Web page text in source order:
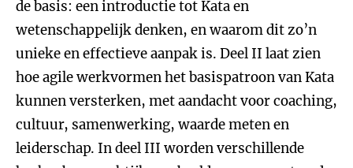
de basis: een introductie tot Kata en
wetenschappelijk denken, en waarom dit zo’n
unieke en effectieve aanpak is. Deel II laat zien
hoe agile werkvormen het basispatroon van Kata
kunnen versterken, met aandacht voor coaching,
cultuur, samenwerking, waarde meten en
leiderschap. In deel III worden verschillende